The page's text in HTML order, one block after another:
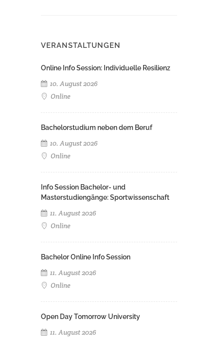
VERANSTALTUNGEN
Online Info Session: Individuelle Resilienz
10. August 2026
Online
Bachelorstudium neben dem Beruf
10. August 2026
Online
Info Session Bachelor- und
Masterstudiengänge: Sportwissenschaft
11. August 2026
Online
Bachelor Online Info Session
11. August 2026
Online
Open Day Tomorrow University
11. August 2026